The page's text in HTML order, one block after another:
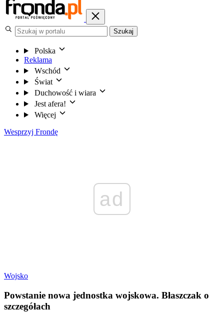
Szukaj
Polska
Reklama
Wschód
Świat
Duchowość i wiara
Jest afera!
Więcej
Wesprzyj Frondę
ad
Wojsko
Powstanie nowa jednostka wojskowa. Błaszczak o
szczegółach